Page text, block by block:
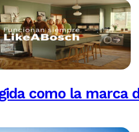
como la marca